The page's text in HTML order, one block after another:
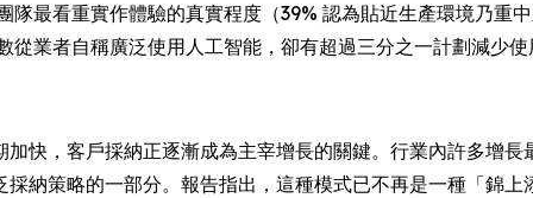
隊最看重實作體驗的真實程度（39% 認為貼近生產環境乃重
從業者自稱廣泛使用人工智能，卻有超過三分之一計劃減少
快，客戶採納正逐漸成為主宰增長的關鍵。行業內許多增
納策略的一部分。報告指出，這種模式已不再是一種「錦